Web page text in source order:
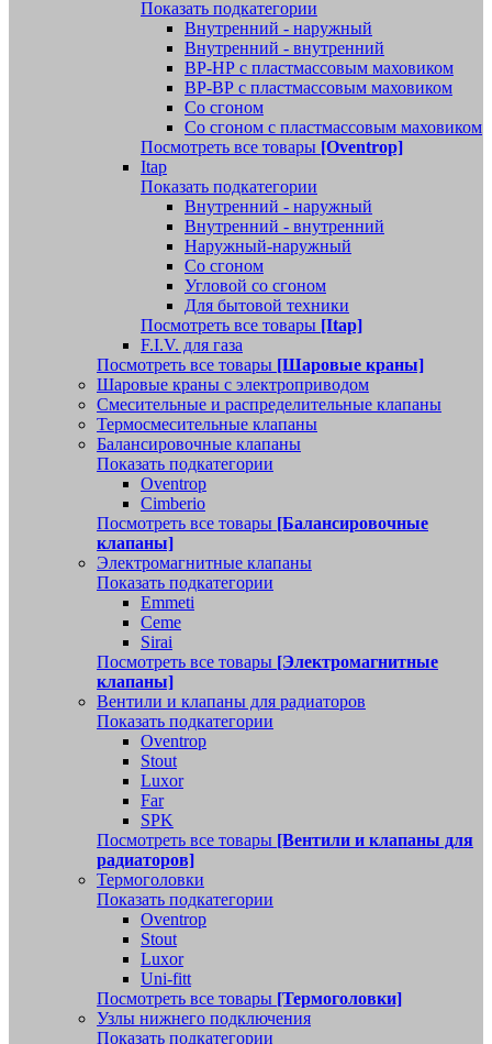
Показать подкатегории
Внутренний - наружный
Внутренний - внутренний
ВР-НР с пластмассовым маховиком
ВР-ВР с пластмассовым маховиком
Со сгоном
Со сгоном с пластмассовым маховиком
Посмотреть все товары [Oventrop]
Itap
Показать подкатегории
Внутренний - наружный
Внутренний - внутренний
Наружный-наружный
Со сгоном
Угловой со сгоном
Для бытовой техники
Посмотреть все товары [Itap]
F.I.V. для газа
Посмотреть все товары [Шаровые краны]
Шаровые краны с электроприводом
Смесительные и распределительные клапаны
Термосмесительные клапаны
Балансировочные клапаны
Показать подкатегории
Oventrop
Cimberio
Посмотреть все товары [Балансировочные
клапаны]
Электромагнитные клапаны
Показать подкатегории
Emmeti
Ceme
Sirai
Посмотреть все товары [Электромагнитные
клапаны]
Вентили и клапаны для радиаторов
Показать подкатегории
Oventrop
Stout
Luxor
Far
SPK
Посмотреть все товары [Вентили и клапаны для
радиаторов]
Термоголовки
Показать подкатегории
Oventrop
Stout
Luxor
Uni-fitt
Посмотреть все товары [Термоголовки]
Узлы нижнего подключения
Показать подкатегории